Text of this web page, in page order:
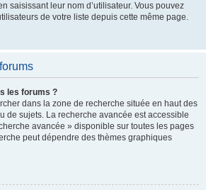
saisissant leur nom d’utilisateur. Vous pouvez
de votre liste depuis cette même page.
les forums ?
dans la zone de recherche située en haut des
de sujets. La recherche avancée est accessible
avancée » disponible sur toutes les pages
peut dépendre des thèmes graphiques